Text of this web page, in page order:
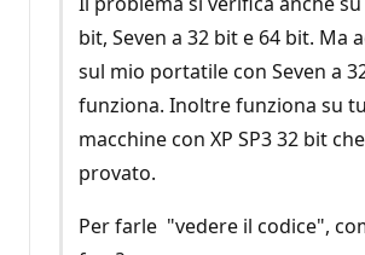
bit, Seven a 32 bit e 64 bit. Ma
sul mio portatile con Seven a
funziona. Inoltre funziona su
macchine con XP SP3 32 bit
provato.
Per farle "vedere il codice",